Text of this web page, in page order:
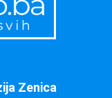
Zenica